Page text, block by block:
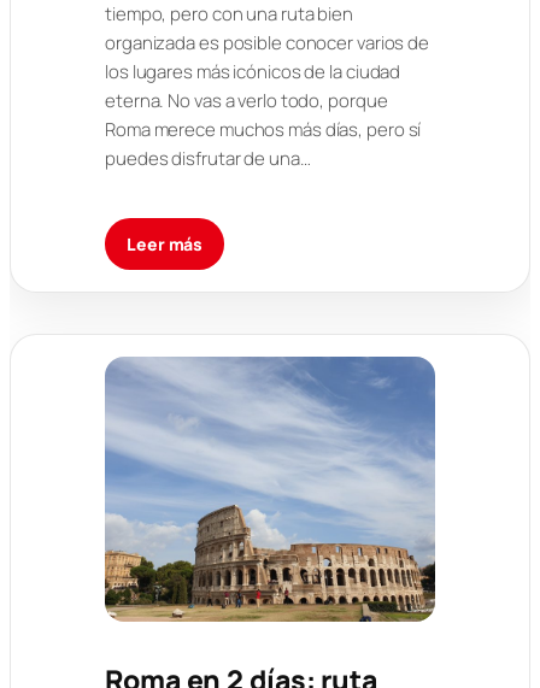
tiempo, pero con una ruta bien
organizada es posible conocer varios de
los lugares más icónicos de la ciudad
eterna. No vas a verlo todo, porque
Roma merece muchos más días, pero sí
puedes disfrutar de una…
Leer más
Roma en 2 días: ruta